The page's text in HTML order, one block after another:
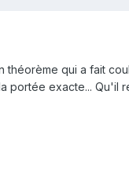
théorème qui a fait
portée exacte... Qu'il